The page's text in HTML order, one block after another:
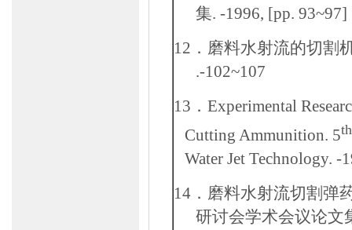
集. -1996, [pp. 93~97]
12 ．磨料水射流的切割
.-102~107
13 ． Experimental
Cutting Ammunition. 5
Water Jet Technology. -
14．磨料水射流切割弹
研讨会学术会议论文